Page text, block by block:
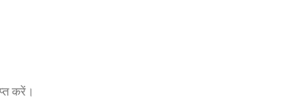
करें।